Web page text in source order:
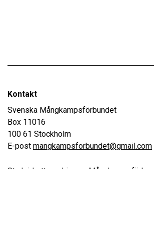
Kontakt
Svenska Mångkampsförbundet
Box 11016
100 61 Stockholm
E-post mangkampsforbundet@gmail.com
Stark idrottare drivs av